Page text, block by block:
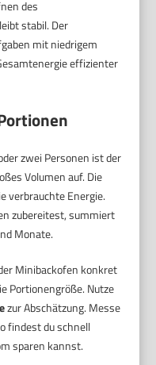
des
stabil. Der
mit niedrigem
effizienter
zwei Personen ist der
Volumen auf. Die
verbrauchte Energie.
zubereitest, summiert
Monate.
Minibackofen konkret
Portionengröße. Nutze
zur Abschätzung. Messe
findest du schnell
sparen kannst.